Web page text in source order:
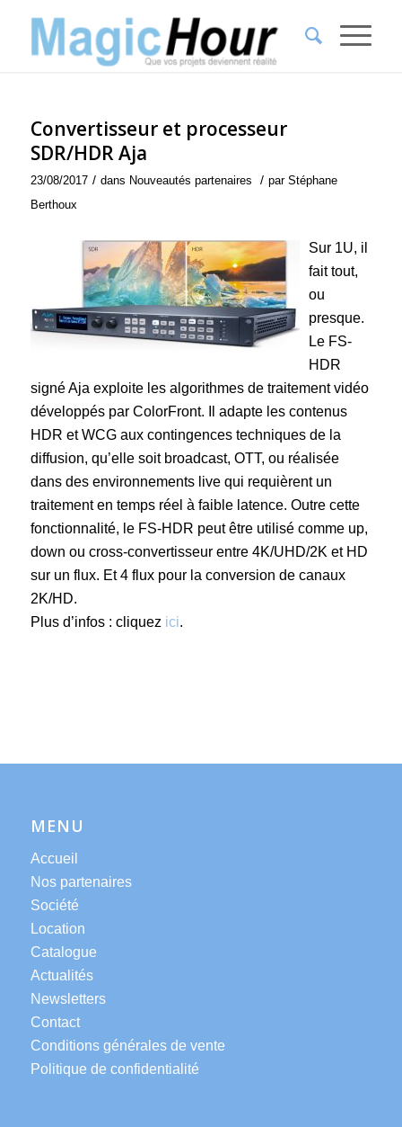
Convertisseur et processeur
SDR/HDR Aja
23/08/2017 / dans Nouveautés partenaires / par Stéphane
Berthoux
Sur 1U, il
fait tout,
ou
presque.
Le FS-
HDR
signé Aja exploite les algorithmes de traitement vidéo
développés par ColorFront. Il adapte les contenus
HDR et WCG aux contingences techniques de la
diffusion, qu’elle soit broadcast, OTT, ou réalisée
dans des environnements live qui requièrent un
traitement en temps réel à faible latence. Outre cette
fonctionnalité, le FS-HDR peut être utilisé comme up,
down ou cross-convertisseur entre 4K/UHD/2K et HD
sur un flux. Et 4 flux pour la conversion de canaux
2K/HD.
Plus d’infos : cliquez ici.
MENU
Accueil
Nos partenaires
Société
Location
Catalogue
Actualités
Newsletters
Contact
Conditions générales de vente
Politique de confidentialité